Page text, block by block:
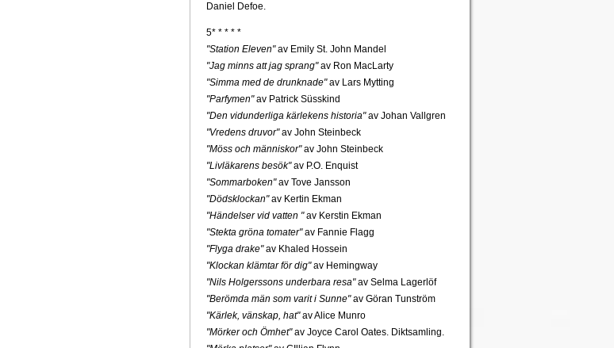
Daniel Defoe.
5* * * * *
"Station Eleven"av Emily St. John Mandel
"Jag minns att jag sprang"av Ron MacLarty
"Simma med de drunknade"av Lars Mytting
"Parfymen"av Patrick Süsskind
"Den vidunderliga kärlekens historia"av Johan Vallgren
"Vredens druvor"av John Steinbeck
"Möss och människor"av John Steinbeck
"Livläkarens besök"av P.O. Enquist
"Sommarboken"av Tove Jansson
"Dödsklockan"av Kertin Ekman
"Händelser vid vatten "av Kerstin Ekman
"Stekta gröna tomater"av Fannie Flagg
"Flyga drake"av Khaled Hossein
"Klockan klämtar för dig"av Hemingway
"Nils Holgerssons underbara resa"av Selma Lagerlöf
"Berömda män som varit i Sunne"av Göran Tunström
"Kärlek, vänskap, hat"av Alice Munro
"Mörker och Ömhet"av Joyce Carol Oates. Diktsamling.